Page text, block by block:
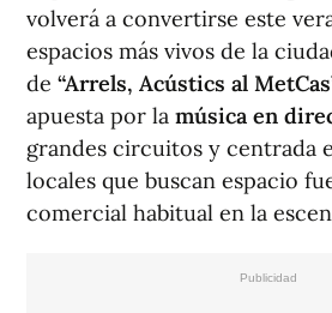
volverá a convertirse este
espacios más vivos de la
de “Arrels, Acústics al
apuesta por la música en
grandes circuitos y centrada
locales que buscan espacio
comercial habitual en la